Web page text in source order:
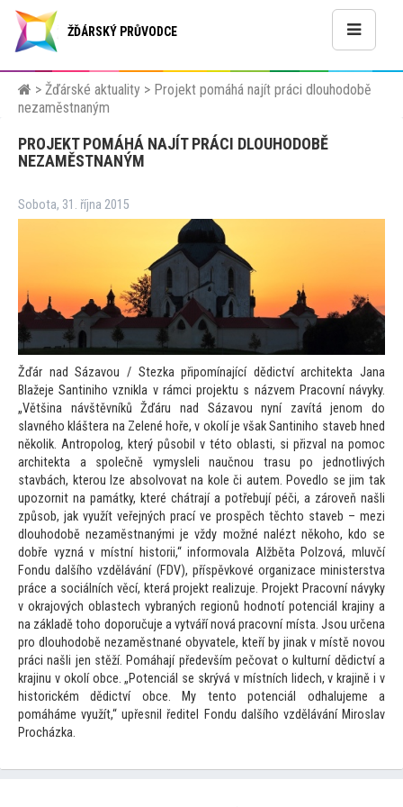
ŽĎÁRSKÝ PRŮVODCE
> Žďárské aktuality > Projekt pomáhá najít práci dlouhodobě
nezaměstnaným
PROJEKT POMÁHÁ NAJÍT PRÁCI DLOUHODOBĚ
NEZAMĚSTNANÝM
Sobota, 31. října 2015
Žďár nad Sázavou / Stezka připomínající dědictví architekta Jana
Blažeje Santiniho vznikla v rámci projektu s názvem Pracovní návyky.
„Většina návštěvníků Žďáru nad Sázavou nyní zavítá jenom do
slavného kláštera na Zelené hoře, v okolí je však Santiniho staveb hned
několik. Antropolog, který působil v této oblasti, si přizval na pomoc
architekta a společně vymysleli naučnou trasu po jednotlivých
stavbách, kterou lze absolvovat na kole či autem. Povedlo se jim tak
upozornit na památky, které chátrají a potřebují péči, a zároveň našli
způsob, jak využít veřejných prací ve prospěch těchto staveb – mezi
dlouhodobě nezaměstnanými je vždy možné nalézt někoho, kdo se
dobře vyzná v místní historii,“ informovala Alžběta Polzová, mluvčí
Fondu dalšího vzdělávání (FDV), příspěvkové organizace ministerstva
práce a sociálních věcí, která projekt realizuje. Projekt Pracovní návyky
v okrajových oblastech vybraných regionů hodnotí potenciál krajiny a
na základětoho doporučuje a vytváří nová pracovní místa. Jsou určena
pro dlouhodobě nezaměstnané obyvatele, kteří by jinak v místě novou
práci našli jen stěží. Pomáhají především pečovat o kulturní dědictví a
krajinu v okolí obce. „Potenciál se skrývá v místních lidech, v krajině i v
historickém dědictví obce. My tento potenciál odhalujeme a
pomáháme využít,“ upřesnil ředitel Fondu dalšího vzdělávání Miroslav
Procházka.